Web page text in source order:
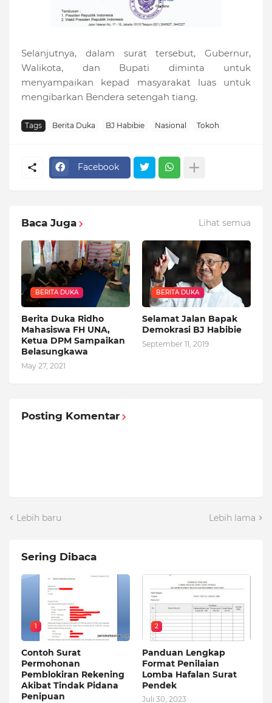
Selanjutnya, dalam surat tersebut, Gubernur,
Walikota, dan Bupati diminta untuk
menyampaikan kepad masyarakat luas untuk
mengibarkan Bendera setengah tiang.
Tags Berita Duka BJ Habibie Nasional Tokoh
Facebook
Baca Juga Lihat semua
BERITA DUKA
Berita Duka Ridho
Mahasiswa FH UNA,
Ketua DPM Sampaikan
Belasungkawa
May 27, 2021
BERITA DUKA
Selamat Jalan Bapak
Demokrasi BJ Habibie
September 11, 2019
Posting Komentar
Lebih baru Lebih lama
Sering Dibaca
1
Contoh Surat
Permohonan
Pemblokiran Rekening
Akibat Tindak Pidana
Penipuan
2
Panduan Lengkap
Format Penilaian
Lomba Hafalan Surat
Pendek
Juli 30, 2023